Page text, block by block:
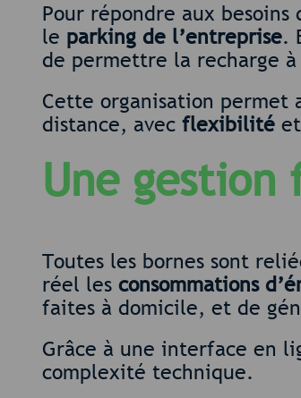
Pour répondre aux
le parking de l’entreprise.
de permettre la recharge à
Cette organisation permet
distance, avec flexibilité et
Une
Toutes les bornes sont
réel les consommations
faites à domicile, et de
Grâce à une interface en
complexité technique.